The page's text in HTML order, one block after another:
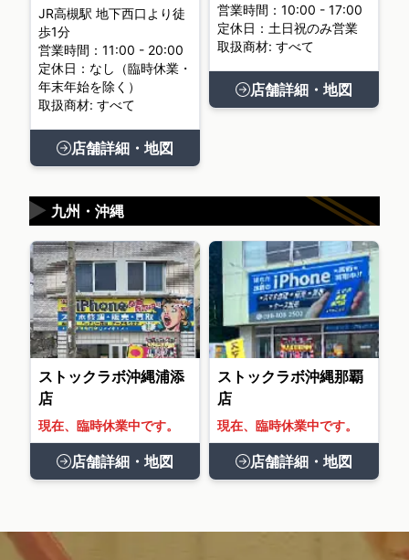
JR高槻駅 地下西口より徒
歩1分
営業時間：11:00 - 20:00
定休日：なし（臨時休業・
年末年始を除く）
取扱商材: すべて
店舗詳細・地図
営業時間：10:00 - 17:00
定休日：土日祝のみ営業
取扱商材: すべて
店舗詳細・地図
九州・沖縄
▶
ストックラボ沖縄浦添
店
現在、臨時休業中です。
店舗詳細・地図
ストックラボ沖縄那覇
店
現在、臨時休業中です。
店舗詳細・地図